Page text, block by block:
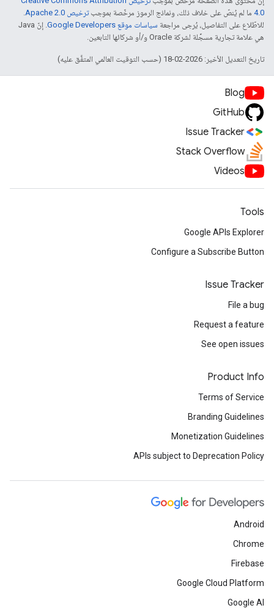
4.0‏ ما لم يُنصّ على خلاف ذلك، ونماذج الرموز مرخّصة بموجبترخيص Apache 2.0‏
.
للاطّلاع على التفاصيل، يُرجى مراجعة سياسات موقع Google Developers‏
. إنّ Java
هي علامة تجارية مسجَّلة لشركة Oracle و/أو شركائها التابعين.
تاريخ التعديل الأخير: 2026-02-18 (حسب التوقيت العالمي المتفَّق عليه)
Blog
GitHub
Issue Tracker
Stack Overflow
Videos
Tools
Google APIs Explorer
Configure a Subscribe Button
Issue Tracker
File a bug
Request a feature
See open issues
Product Info
Terms of Service
Branding Guidelines
Monetization Guidelines
APIs subject to Deprecation Policy
Android
Chrome
Firebase
Google Cloud Platform
Google AI